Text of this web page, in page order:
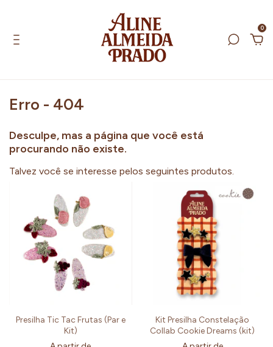
0
Erro - 404
Desculpe, mas a página que você está
procurando não existe.
Talvez você se interesse pelos seguintes produtos.
Presilha Tic Tac Frutas (Par e
Kit)
Kit Presilha Constelação
Collab Cookie Dreams (kit)